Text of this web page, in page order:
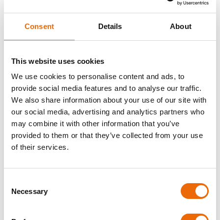
Consent Details About
This website uses cookies
We use cookies to personalise content and ads, to
provide social media features and to analyse our traffic.
We also share information about your use of our site with
our social media, advertising and analytics partners who
may combine it with other information that you’ve
provided to them or that they’ve collected from your use
of their services.
Selection
Necessary
Hinter den Kulissen arbeiten die Logistikplaner ständig:
Fahrzeuge dem richtigen Fahrer zuordnen.
Aktualisieren Sie Ihre Kunden, wenn sich der Zeitplan
ändert.
Diese Kommunikation sorgt dafür, dass Ihr Fahrzeug sicher
und versichert ankommt.
Wie der Transport von
Highway mit Verspätungen
umgeht
Wartezeiten zu minimieren und die Preise fair zu halten:
ohne versteckte